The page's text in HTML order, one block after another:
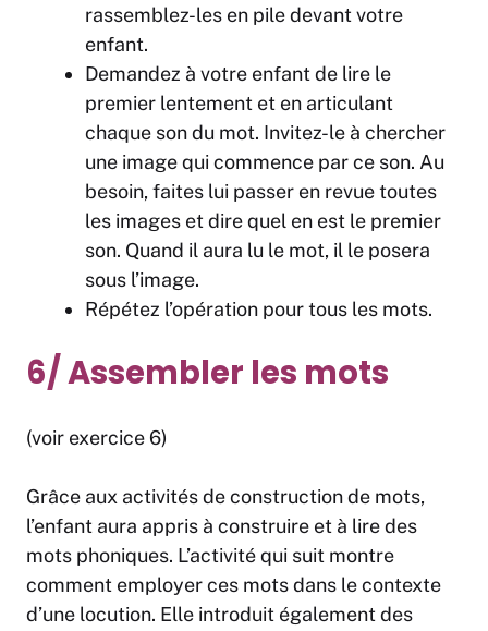
rassemblez-les en pile devant votre
enfant.
Demandez à votre enfant de lire le
premier lentement et en articulant
chaque son du mot. Invitez-le à chercher
une image qui commence par ce son. Au
besoin, faites lui passer en revue toutes
les images et dire quel en est le premier
son. Quand il aura lu le mot, il le posera
sous l’image.
Répétez l’opération pour tous les mots.
6/ Assembler les mots
(voir exercice 6)
Grâce aux activités de construction de mots,
l’enfant aura appris à construire et à lire des
mots phoniques. L’activité qui suit montre
comment employer ces mots dans le contexte
d’une locution. Elle introduit également des